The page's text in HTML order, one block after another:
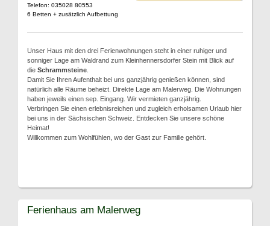
Telefon: 035028 80553
6 Betten + zusätzlich Aufbettung
Unser Haus mit den drei Ferienwohnungen steht in einer ruhiger und
sonniger Lage am Waldrand zum Kleinhennersdorfer Stein mit Blick auf
die Schrammsteine
Damit Sie Ihren Aufenthalt bei uns ganzjährig genießen können, sind
natürlich alle Räume beheizt. Direkte Lage am Malerweg. Die Wohnungen
haben jeweils einen sep. Eingang. Wir vermieten ganzjährig.
Verbringen Sie einen erlebnisreichen und zugleich erholsamen Urlaub hier
bei uns in der Sächsischen Schweiz. Entdecken Sie unsere schöne
Heimat!
Willkommen zum Wohlfühlen, wo der Gast zur Familie gehört.
Ferienhaus am Malerweg